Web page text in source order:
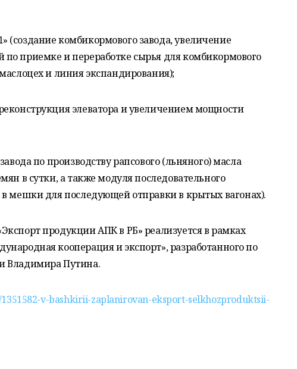
комбикормового завода, увеличение
приемке и переработке сырья для комбикормового
и линия экспандирования);
элеватора и увеличением мощности
по производству рапсового (льняного) масла
в сутки, а также модуля последовательного
мешки для последующей отправки в крытых вагонах).
продукции АПК в РБ» реализуется в рамках
кооперация и экспорт», разработанного по
Владимира Путина.
v-bashkirii-zaplanirovan-eksport-selkhozproduktsii-